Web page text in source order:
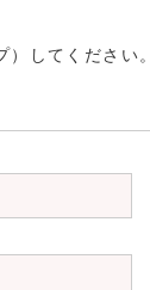
してください。